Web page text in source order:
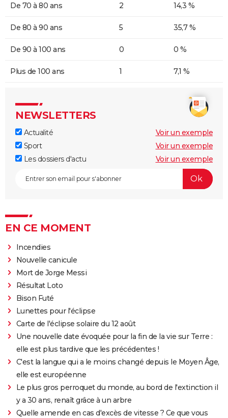
De 70 à 80 ans 2 14,3 %
De 80 à 90 ans 5 35,7 %
De 90 à 100 ans 0 0 %
Plus de 100 ans 1 7,1 %
NEWSLETTERS
Actualité
Voir un exemple
Sport
Voir un exemple
Les dossiers d'actu
Voir un exemple
EN CE MOMENT
Incendies
Nouvelle canicule
Mort de Jorge Messi
Résultat Loto
Bison Futé
Lunettes pour l'éclipse
Carte de l'éclipse solaire du 12 août
Une nouvelle date évoquée pour la fin de la vie sur Terre :
elle est plus tardive que les précédentes !
C'est la langue qui a le moins changé depuis le Moyen Âge,
elle est européenne
Le plus gros perroquet du monde, au bord de l'extinction il
y a 30 ans, renaît grâce à un arbre
Quelle amende en cas d'excès de vitesse ? Ce que vous